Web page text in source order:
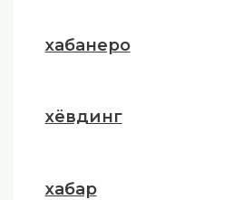
хабанеро
хёвдинг
хабар